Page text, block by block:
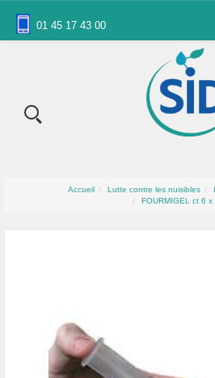
01 45 17 43 00
Accueil Lutte contre les nuisibles
FOURMIGEL ct 6 x